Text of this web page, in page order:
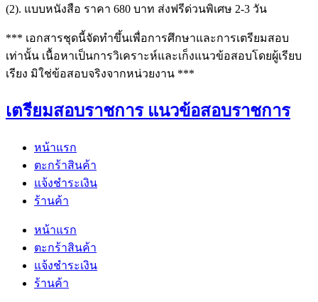
(2). แบบหนังสือ ราคา 680 บาท ส่งฟรีด่วนพิเศษ 2-3 วัน
*** เอกสารชุดนี้จัดทำขึ้นเพื่อการศึกษาและการเตรียมสอบ
เท่านั้น เนื้อหาเป็นการวิเคราะห์และเก็งแนวข้อสอบโดยผู้เรียบ
เรียง มิใช่ข้อสอบจริงจากหน่วยงาน ***
เตรียมสอบราชการ แนวข้อสอบราชการ
หน้าแรก
ตะกร้าสินค้า
แจ้งชำระเงิน
ร้านค้า
หน้าแรก
ตะกร้าสินค้า
แจ้งชำระเงิน
ร้านค้า